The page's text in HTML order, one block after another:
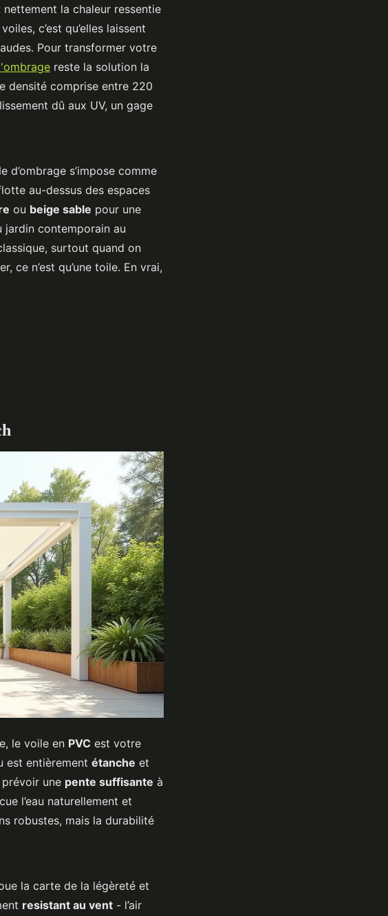
nettement la chaleur ressentie
c’est qu’elles laissent
Pour transformer votre
reste la solution la
densité comprise entre 220
dû aux UV, un gage
d’ombrage s’impose comme
au-dessus des espaces
ou beige sable pour une
jardin contemporain au
surtout quand on
ce n’est qu’une toile. En vrai,
le voile en PVC est votre
est entièrement étanche et
une pente suffisante à
l’eau naturellement et
robustes, mais la durabilité
la carte de la légèreté et
resistant au vent - l’air